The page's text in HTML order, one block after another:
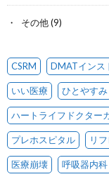
その他(9)
CSRM DMATインス
いい医療 ひとやすみ
ハートライフドクター
プレホスピタル リ
医療崩壊 呼吸器内科